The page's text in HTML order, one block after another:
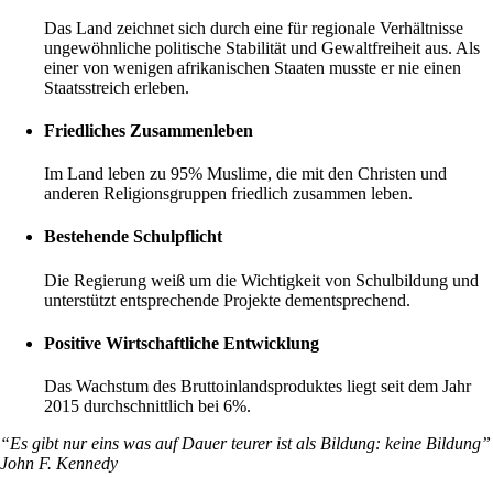
Das Land zeichnet sich durch eine für regionale Verhältnisse
ungewöhnliche politische Stabilität und Gewaltfreiheit aus. Als
einer von wenigen afrikanischen Staaten musste er nie einen
Staatsstreich erleben.
Friedliches Zusammenleben
Im Land leben zu 95% Muslime, die mit den Christen und
anderen Religionsgruppen friedlich zusammen leben.
Bestehende Schulpflicht
Die Regierung weiß um die Wichtigkeit von Schulbildung und
unterstützt entsprechende Projekte dementsprechend.
Positive Wirtschaftliche Entwicklung
Das Wachstum des Bruttoinlandsproduktes liegt seit dem Jahr
2015 durchschnittlich bei 6%.
“Es gibt nur eins was auf Dauer teurer ist als Bildung: keine Bildung”
John F. Kennedy